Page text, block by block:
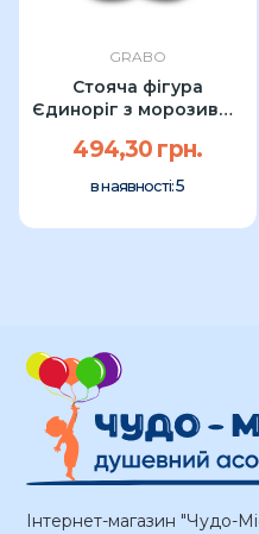
GRABO
Стояча фігура
Єдиноріг з морозивом
494,30 грн.
в наявності:5
Інтернет-магазин "Чудо-